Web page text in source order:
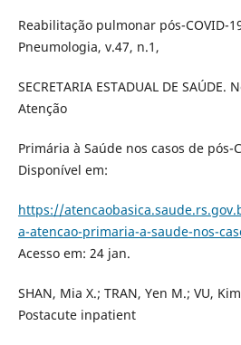
Reabilitação pulmonar pós-COVID-
Pneumologia, v.47, n.1,
SECRETARIA ESTADUAL DE
Atenção
Primária à Saúde nos casos de pós-
Disponível em:
https://
a-atencao-primaria-a-saude-nos-
Acesso em: 24 jan.
SHAN, Mia X.; TRAN, Yen M.; VU,
Postacute inpatient